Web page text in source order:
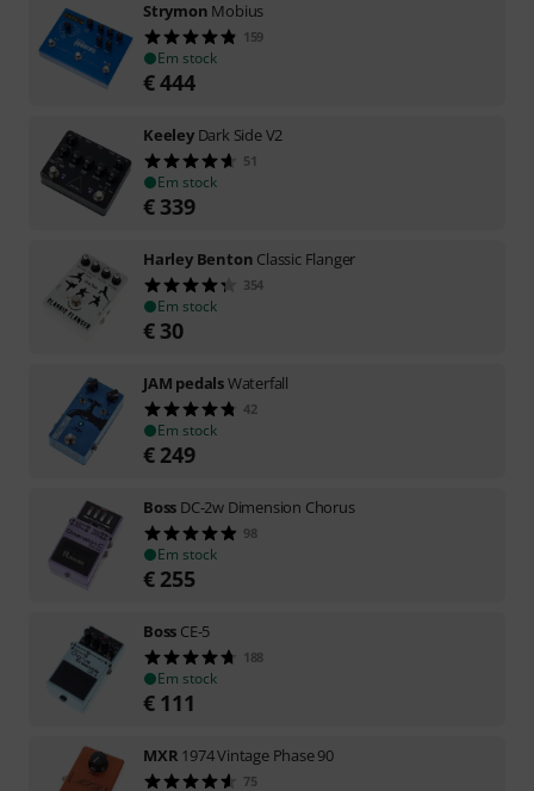
Strymon Mobius
159
Em stock
€444
Keeley Dark Side V2
51
Em stock
€ 339
Harley Benton Classic Flanger
354
Em stock
€ 30
JAM pedalsWaterfall
42
Em stock
€ 249
Boss DC-2w Dimension Chorus
98
Em stock
€ 255
Boss CE-5
188
Em stock
€ 111
MXR 1974 Vintage Phase 90
75